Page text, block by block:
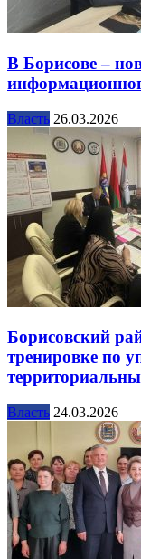
В Борисове –
Власть 26.03.2026
Борисовский
тренировке по
Власть 24.03.2026